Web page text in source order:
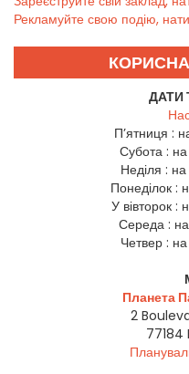
Рекламуйте свою подію,
ДАТИ
П’ятниця :
Субота :
Неділя :
Понеділок :
У вівторок :
Середа :
Четвер :
Планета
2
77184